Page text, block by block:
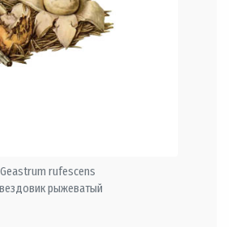
Geastrum rufescens
рыжеватый